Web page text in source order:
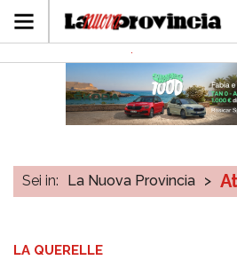
Sei in: La Nuova Provincia >
LA QUERELLE